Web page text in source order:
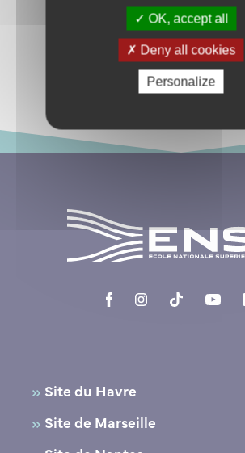
Revenir aux actualités
Site du Havre
10, Quai Frissard
76600 Le Havre
Site de Marseille
39, avenue du Corail
OK, accept all
Deny all cookies
Personalize